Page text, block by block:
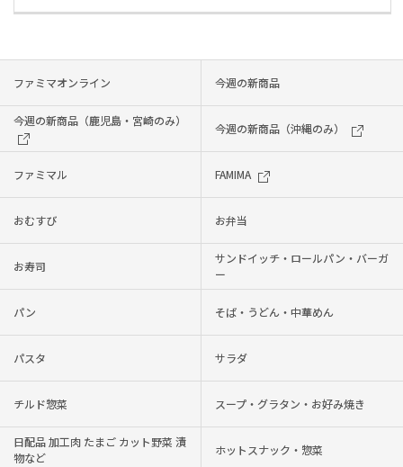
ファミマオンライン 今週の新商品
今週の新商品（鹿児島・宮崎のみ）
今週の新商品（沖縄のみ）
ファミマル FAMIMA
おむすび お弁当
お寿司
サンドイッチ・ロールパン・バーガ
ー
パン そば・うどん・中華めん
パスタ サラダ
チルド惣菜 スープ・グラタン・お好み焼き
日配品 加工肉 たまご カット野菜 漬
物など
ホットスナック・惣菜